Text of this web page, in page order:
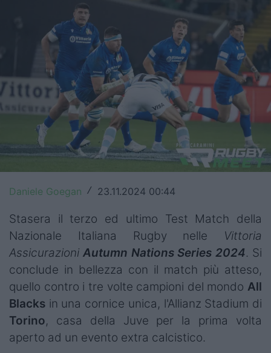
Internazionale
6 Nazioni
United Rugby Championship
Top14
Premiership
Champions Cup
Rugby World Cup
Super Rugby
Rugby in TV
Mercato
Serie A Elite
Daniele Goegan / 23.11.2024 00:44
Stasera il terzo ed ultimo Test Match della
Nazionale Italiana Rugby nelle Vittoria
Assicurazioni Autumn Nations Series 2024. Si
conclude in bellezza con il match più atteso,
quello contro i tre volte campioni del mondo All
Blacks in una cornice unica, l'Allianz Stadium di
Torino, casa della Juve per la prima volta
aperto ad un evento extra calcistico.